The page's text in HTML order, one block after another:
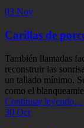
03 Nov
Carillas de
También llamadas
reconstruir las
un tallado mínimo.
como el
Continuar leyendo…
30 Oct